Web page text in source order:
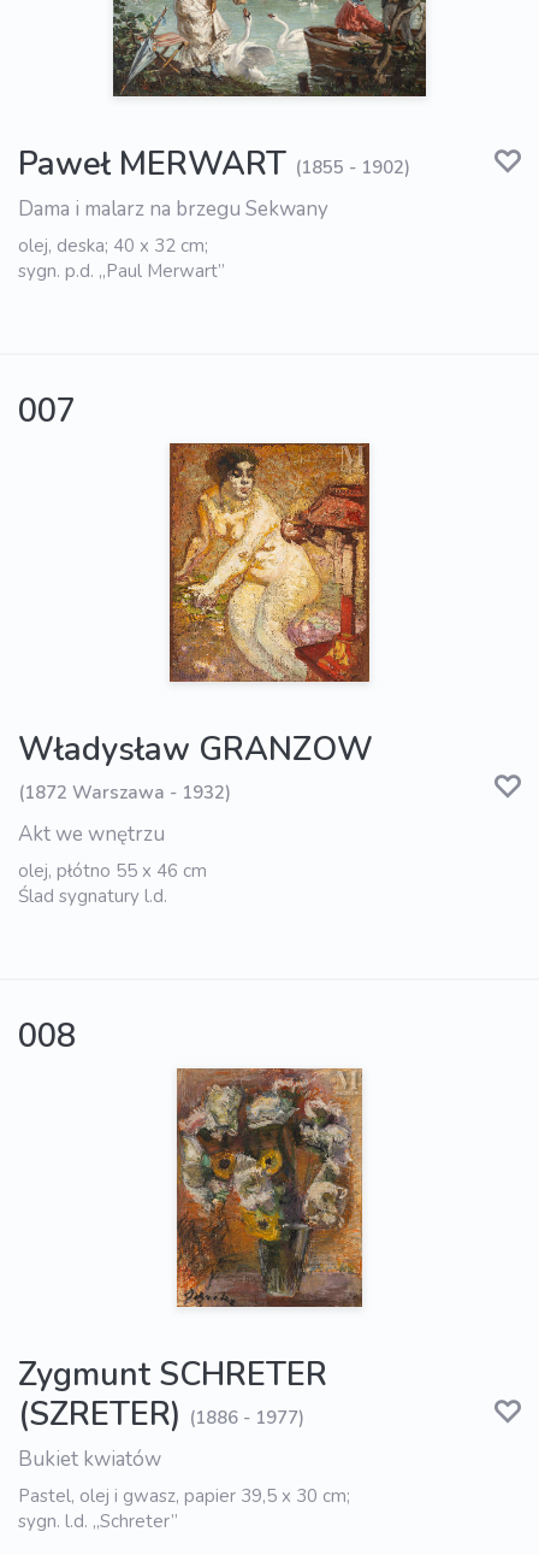
Paweł MERWART (1855 - 1902)
Dama i malarz na brzegu Sekwany
olej, deska; 40 x 32 cm;
sygn. p.d. „Paul Merwart”
007
Władysław GRANZOW
(1872 Warszawa - 1932)
Akt we wnętrzu
olej, płótno 55 x 46 cm
Ślad sygnatury l.d.
008
Zygmunt SCHRETER
(SZRETER) (1886 - 1977)
Bukiet kwiatów
Pastel, olej i gwasz, papier 39,5 x 30 cm;
sygn. l.d. „Schreter”